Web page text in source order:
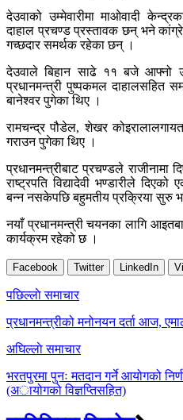
देउवाको उम्मेवारीमा माओवादी
दाहाल प्रचण्ड प्रस्तावक छन् भने
गच्छदार समर्थक रहेका छन् ।
देउवाले बिहान साढे ११ बजे आफ्नो
प्रधानमन्त्री पुष्पकमल
बानेश्वर पुगेका थिए ।
रामचन्द्र पौडेल, शेखर
गराउन पुगेका थिए ।
प्रधानमन्त्रीबाट प्रचण्डले राजीनामा
राष्ट्रपति विद्यादेवी भण्डारीले
बन्न नसकेपछि बहुमतीय प्रक्रिया सुरु
नयाँ प्रधानमन्त्री चयनका लागि
कार्यक्रम रहेको छ ।
Facebook Twitter LinkedIn
Post
navigation
पछिल्लाे समाचार
प्रधानमन्त्रीको मनोनयन दर्ता आज,
अघिल्लाे समाचार
भरतपुरमा पुनः मतदान गर्ने आयोगको
(अायोगको विज्ञप्तिसहित)